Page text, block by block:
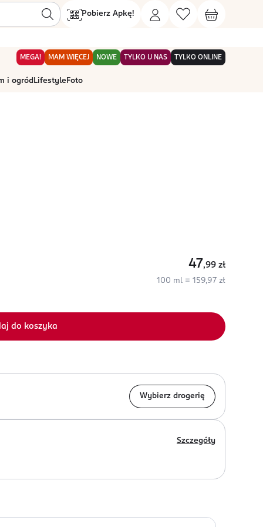
Pobierz Apkę!
MEGA! MAM WIĘCEJ NOWE TYLKO U NAS TYLKO ONLINE
i ogród Lifestyle Foto
47,99 zł
100 ml = 159,97 zł
do koszyka
Wybierz drogerię
Szczegóły